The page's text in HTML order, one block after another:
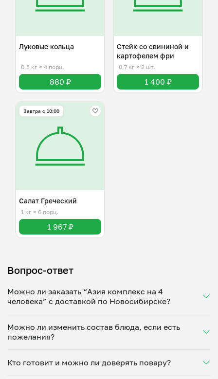
Луковые кольца
0,5 кг ≈ 4 порц.
880 ₽
Стейк со свининой и
картофелем фри
0,7 кг ≈ 2 шт.
1 400 ₽
Завтра c 10:00
Салат Греческий
1 кг ≈ 6 порц.
1 967 ₽
Вопрос-ответ
Можно ли заказать “Азия комплекс на 4
человека” с доставкой по Новосибирске?
Укажите удобное время — и получите свежее
домашнее блюдо в большой порции прямо с плиты.
минут. Статус заказа отслеживайте в личном
кабинете, а с поваром можно связаться напрямую в
Можно ли изменить состав блюда, если есть
пожелания?
под ваши предпочтения: уберет специи, снизит
Кто готовит и можно ли доверять повару?